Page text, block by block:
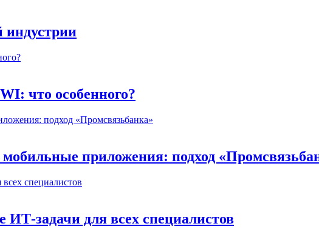
индустрии
что особенного?
приложения: подход
задачи для всех специалистов